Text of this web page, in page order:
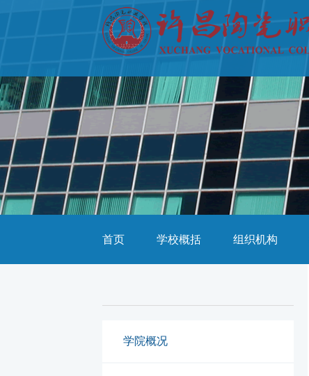
首页 学校概括 组织机构
学院概况